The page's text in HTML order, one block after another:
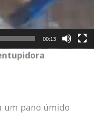
00:13
um pano úmido